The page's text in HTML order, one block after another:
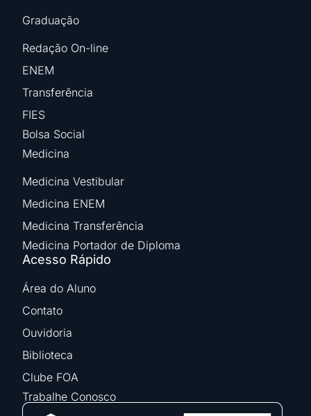
Graduação
Redação On-line
ENEM
Transferência
FIES
Bolsa Social
Medicina
Medicina Vestibular
Medicina ENEM
Medicina Transferência
Medicina Portador de Diploma
Acesso Rápido
Área do Aluno
Contato
Ouvidoria
Biblioteca
Clube FOA
Trabalhe Conosco